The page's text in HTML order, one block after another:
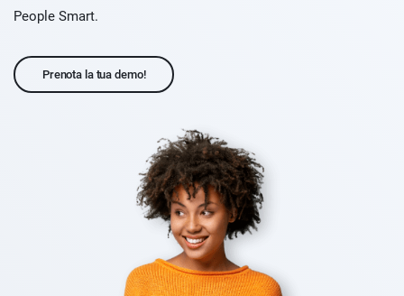
People Smart.
Prenota la tua demo!